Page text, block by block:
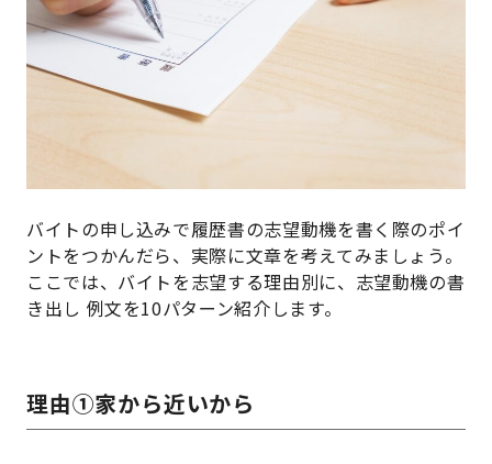
バイトの申し込みで履歴書の志望動機を書く際のポイ
ントをつかんだら、実際に文章を考えてみましょう。
ここでは、バイトを志望する理由別に、志望動機の書
き出し 例文を10パターン紹介します。
理由①家から近いから